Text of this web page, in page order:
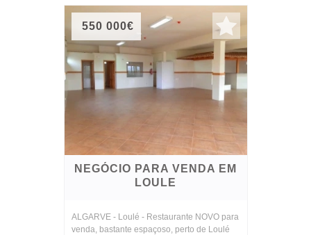
550 000€
NEGÓCIO PARA VENDA EM
LOULE
ALGARVE - Loulé - Restaurante NOVO para
venda, bastante espaçoso, perto de Loulé